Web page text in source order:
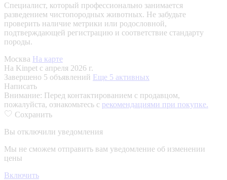
Специалист, который профессионально занимается
разведением чистопородных животных. Не забудьте
проверить наличие метрики или родословной,
подтверждающей регистрацию и соответствие стандарту
породы.
Москва На карте
На Kinpet c апреля 2026 г.
Завершено 5 объявлений Еще 5 активных
Написать
Внимание: Перед контактированием с продавцом,
пожалуйста, ознакомьтесь с рекомендациями при покупке.
Сохранить
Вы отключили уведомления
Мы не сможем отправить вам уведомление об изменении
цены
Включить